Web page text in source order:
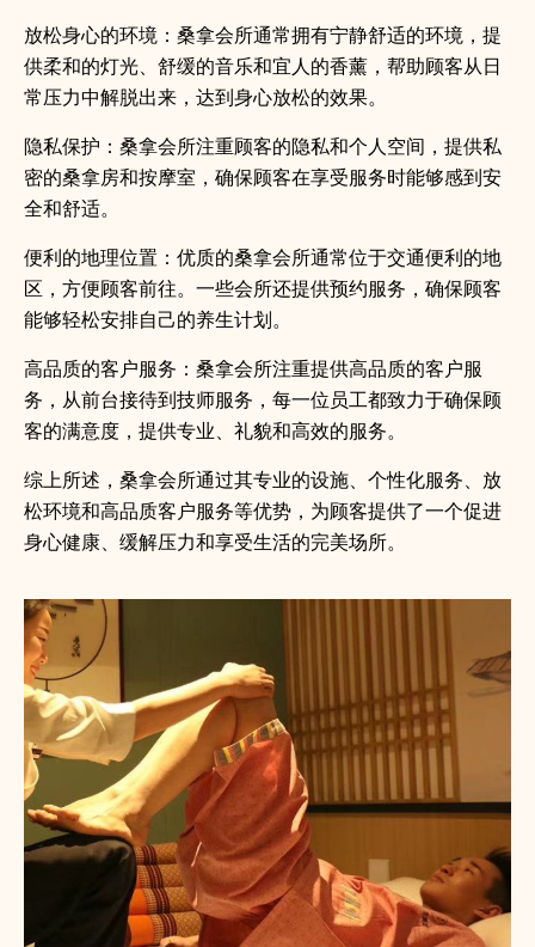
放松身心的环境：桑拿会所通常拥有宁静舒适的环境，提
供柔和的灯光、舒缓的音乐和宜人的香薰，帮助顾客从日
常压力中解脱出来，达到身心放松的效果。
隐私保护：桑拿会所注重顾客的隐私和个人空间，提供私
密的桑拿房和按摩室，确保顾客在享受服务时能够感到安
全和舒适。
便利的地理位置：优质的桑拿会所通常位于交通便利的地
区，方便顾客前往。一些会所还提供预约服务，确保顾客
能够轻松安排自己的养生计划。
高品质的客户服务：桑拿会所注重提供高品质的客户服
务，从前台接待到技师服务，每一位员工都致力于确保顾
客的满意度，提供专业、礼貌和高效的服务。
综上所述，桑拿会所通过其专业的设施、个性化服务、放
松环境和高品质客户服务等优势，为顾客提供了一个促进
身心健康、缓解压力和享受生活的完美场所。